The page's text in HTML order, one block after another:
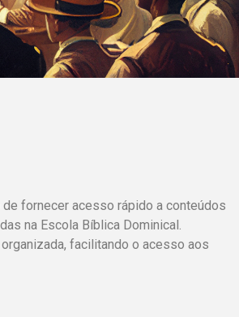
fornecer acesso rápido a conteúdos
na Escola Bíblica Dominical.
facilitando o acesso aos